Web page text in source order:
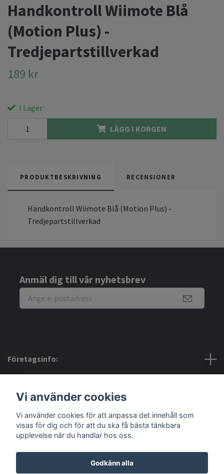
Handkontroll Wiimote Blå
(Motion Plus) -
Tredjepartstillverkad
189 kr
I Lager
LÄGG I KORGEN
PRODUKTBESKRIVNING RECENSIONER
Handkontroll Wiimote Blå (Motion Plus) -
Tredjepartstillverkad
Anmäl dig till vår nyhetsbrev
Företagsinfo:
Sociala medier
Vi använder cookies
Vi använder cookies för att anpassa det innehåll som
visas för dig och för att du ska få bästa tänkbara
upplevelse när du handlar hos oss.
Godkänn alla